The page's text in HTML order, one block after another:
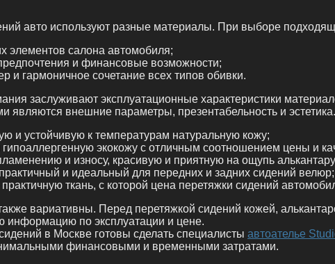
авто используют разные материалы. При выборе
элементов салона автомобиля;
и финансовые возможности;
и гармоничное сочетание всех типов обивки.
заслуживают эксплуатационные характеристики
являются внешние параметры, презентабельность и
и устойчивую к температурам натуральную кожу;
экокожу с отличным соотношением цены и
и износу, красивую и приятную на ощупь
и идеальный для передних и задних сидений велюр;
ткань, с которой цена перетяжки сидений
вариативны. Перед перетяжкой сидений кожей,
информацию по эксплуатации и цене.
в Москве готовы сделать специалисты автоателье
финансовыми и временными затратами.